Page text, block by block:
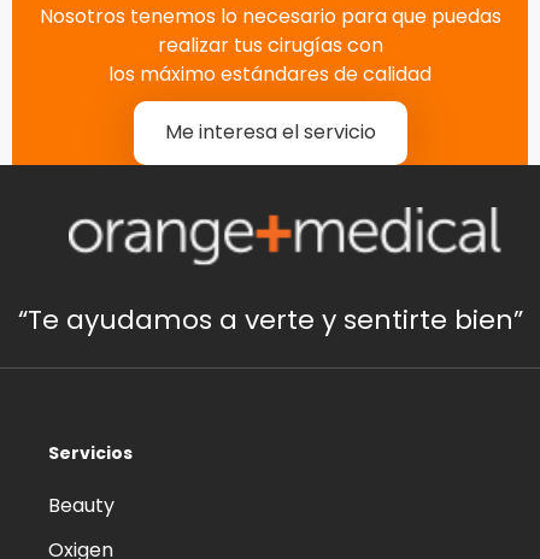
Nosotros tenemos lo necesario para que puedas
realizar tus cirugías con
los máximo estándares de calidad
Me interesa el servicio
“Te ayudamos a verte y sentirte bien”
Servicios
Beauty
Oxigen